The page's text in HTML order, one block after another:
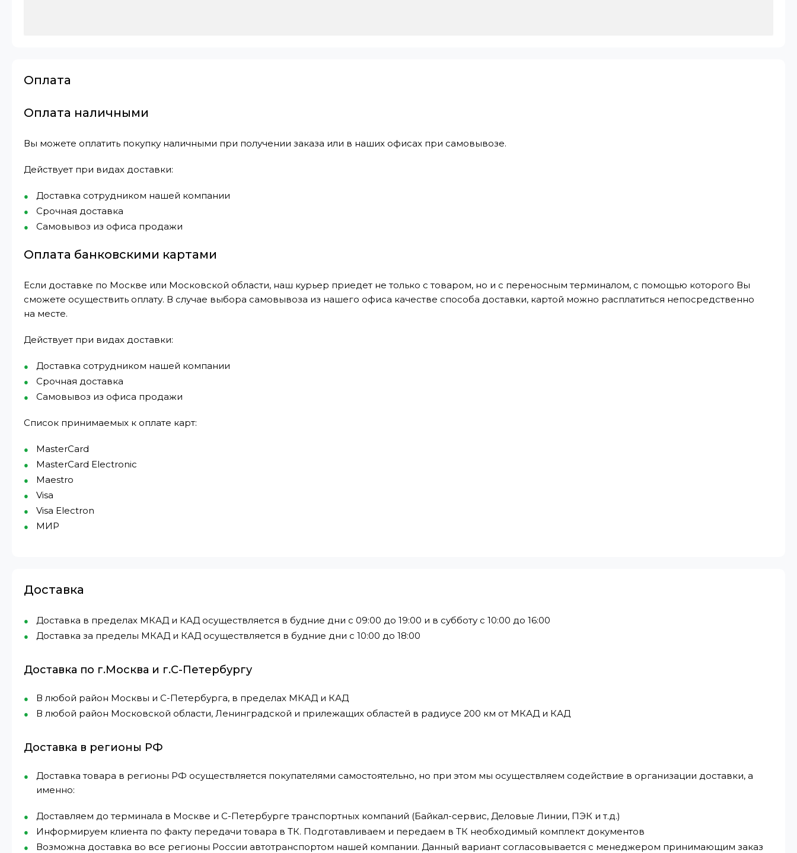
Оплата
Оплата наличными
Вы можете оплатить покупку наличными при получении заказа или в наших офисах при самовывозе.
Действует при видах доставки:
Доставка сотрудником нашей компании
Срочная доставка
Самовывоз из офиса продажи
Оплата банковскими картами
Если доставке по Москве или Московской области, наш курьер приедет не только с товаром, но и с переносным терминалом, с помощью которого Вы
сможете осуществить оплату. В случае выбора самовывоза из нашего офиса качестве способа доставки, картой можно расплатиться непосредственно
на месте.
Действует при видах доставки:
Доставка сотрудником нашей компании
Срочная доставка
Самовывоз из офиса продажи
Список принимаемых к оплате карт:
MasterCard
MasterCard Electronic
Maestro
Visa
Visa Electron
МИР⁠
Доставка
Доставка в пределах МКАД и КАД осуществляется в будние дни с 09:00 до 19:00 и в субботу с 10:00 до 16:00
Доставка за пределы МКАД и КАД осуществляется в будние дни с 10:00 до 18:00
Доставка по г.Москва и г.С-Петербургу
В любой район Москвы и С-Петербурга, в пределах МКАД и КАД
В любой район Московской области, Ленинградской и прилежащих областей в радиусе 200 км от МКАД и КАД
Доставка в регионы РФ
Доставка товара в регионы РФ осуществляется покупателями самостоятельно, но при этом мы осуществляем содействие в организации доставки, а
именно:
Доставляем до терминала в Москве и С-Петербурге транспортных компаний (Байкал-сервис, Деловые Линии, ПЭК и т.д.)
Информируем клиента по факту передачи товара в ТК. Подготавливаем и передаем в ТК необходимый комплект документов
Возможна доставка во все регионы России автотранспортом нашей компании. Данный вариант согласовывается с менеджером принимающим заказ